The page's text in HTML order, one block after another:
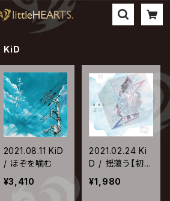
KiD
2021.08.11 KiD
/ ほぞを噛む
¥3,410
2021.02.24 Ki
D / 揺蕩う【初回
限定盤】
¥1,980